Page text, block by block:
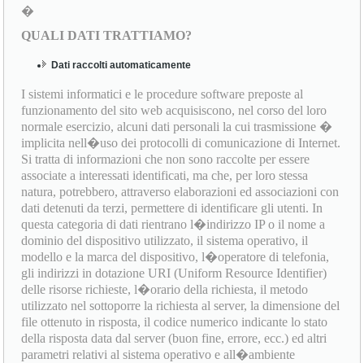
�
QUALI DATI TRATTIAMO?
Dati raccolti automaticamente
I sistemi informatici e le procedure software preposte al
funzionamento del sito web acquisiscono, nel corso del loro
normale esercizio, alcuni dati personali la cui trasmissione �
implicita nell�uso dei protocolli di comunicazione di Internet.
Si tratta di informazioni che non sono raccolte per essere
associate a interessati identificati, ma che, per loro stessa
natura, potrebbero, attraverso elaborazioni ed associazioni con
dati detenuti da terzi, permettere di identificare gli utenti. In
questa categoria di dati rientrano l�indirizzo IP o il nome a
dominio del dispositivo utilizzato, il sistema operativo, il
modello e la marca del dispositivo, l�operatore di telefonia,
gli indirizzi in dotazione URI (Uniform Resource Identifier)
delle risorse richieste, l�orario della richiesta, il metodo
utilizzato nel sottoporre la richiesta al server, la dimensione del
file ottenuto in risposta, il codice numerico indicante lo stato
della risposta data dal server (buon fine, errore, ecc.) ed altri
parametri relativi al sistema operativo e all�ambiente